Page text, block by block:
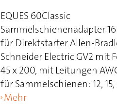
EQUES 60Classic
Sammelschienenadapter
für Direktstarter Allen-
Schneider Electric GV2 mit
45 x 200, mit Leitungen
für Sammelschienen: 12,
Mehr